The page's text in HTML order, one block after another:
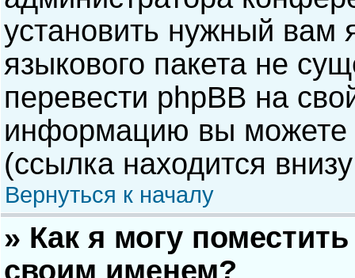
установить нужный вам
языкового пакета не
перевести phpBB на
информацию вы можете
(ссылка находится
Вернуться к началу
» Как я могу
своим именем?